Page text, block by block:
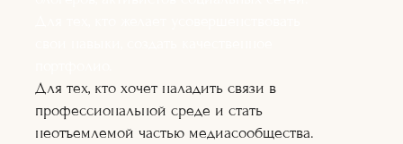
Для тех, кто хочет наладить связи в
профессиональной среде и стать
неотъемлемой частью медиасообщества.